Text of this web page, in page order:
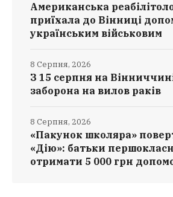
Американська
приїхала до Вінниці
українським військовим
З 15 серпня на
заборона на вилов раків
8 Серпня, 2026
«Пакунок школяра»
«Дію»: батьки
отримати 5 000 грн
8 Серпня, 2026